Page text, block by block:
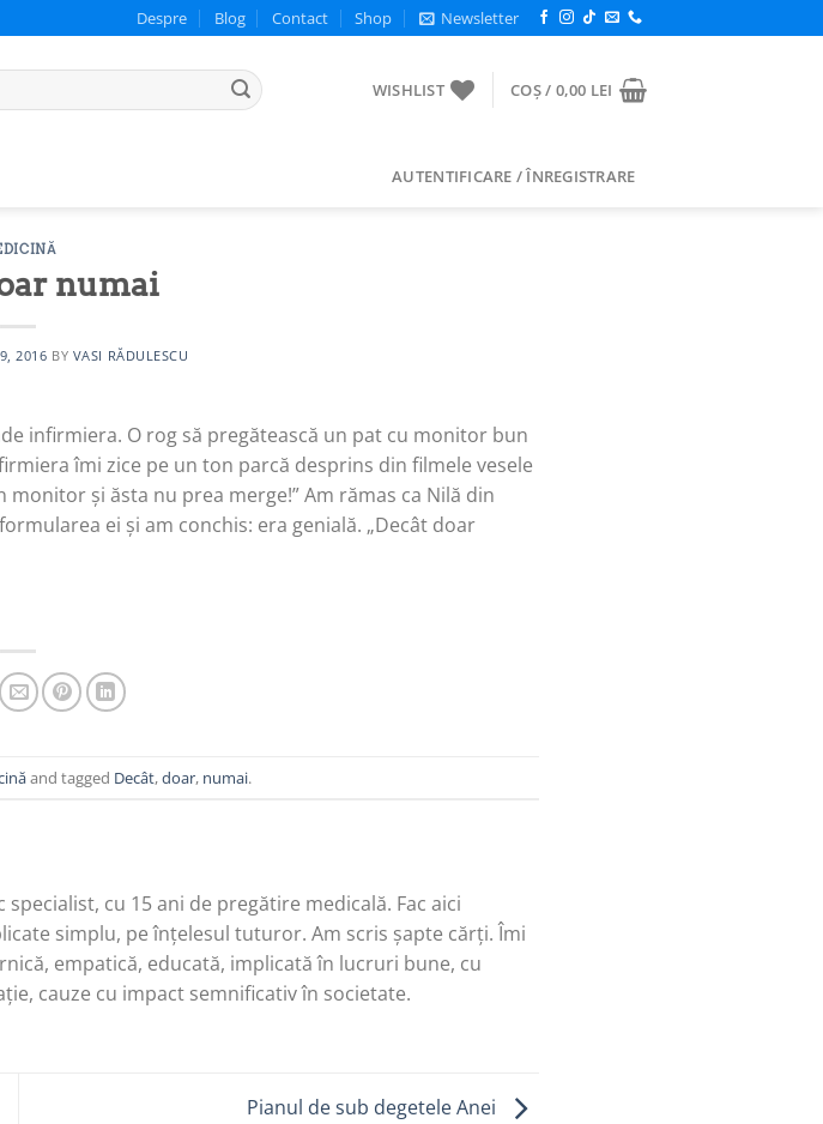
Despre Blog Contact Shop Newsletter
WISHLIST COȘ / 0,00 LEI
AUTENTIFICARE / ÎNREGISTRARE
numai
2016 BY VASI RĂDULESCU
infirmiera. O rog să pregătească un pat cu monitor bun
îmi zice pe un ton parcă desprins din filmele vesele
și ăsta nu prea merge!” Am rămas ca Nilă din
ei și am conchis: era genială. „Decât doar
and tagged Decât,doar, numai.
cu 15 ani de pregătire medicală. Fac aici
simplu, pe înțelesul tuturor. Am scris șapte cărți. Îmi
empatică, educată, implicată în lucruri bune, cu
cauze cu impact semnificativ în societate.
Pianul de sub degetele Anei